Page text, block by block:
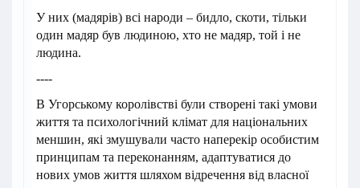
У них (мадярів) всі народи – бидло, скоти, тільки
один мадяр був людиною, хто не мадяр, той і не
людина.
----
В Угорському королівстві були створені такі умови
життя та психологічний клімат для національних
меншин, які змушували часто наперекір особистим
принципам та переконанням, адаптуватися до
нових умов життя шляхом відречення від власної